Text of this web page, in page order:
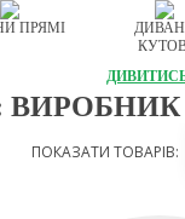
ПРЯМІ
ПОКАЗАТИ ТОВАРІВ: